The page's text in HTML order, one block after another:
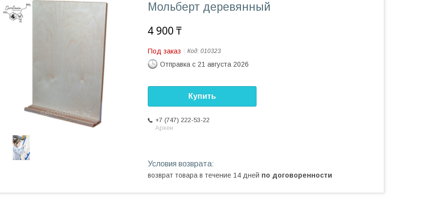
Мольберт деревянный
4 900 ₸
Под заказ Код: 010323
Отправка с 21 августа 2026
Купить
+7 (747) 222-53-22
Аркен
возврат товара в течение 14 дней по договоренности